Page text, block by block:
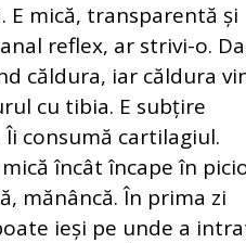
E mică, transparentă și
reflex, ar strivi-o.
căldura, iar căldura
cu tibia. E subțire
consumă cartilagiul.
încât încape în
mănâncă. În prima zi
ieși pe unde a